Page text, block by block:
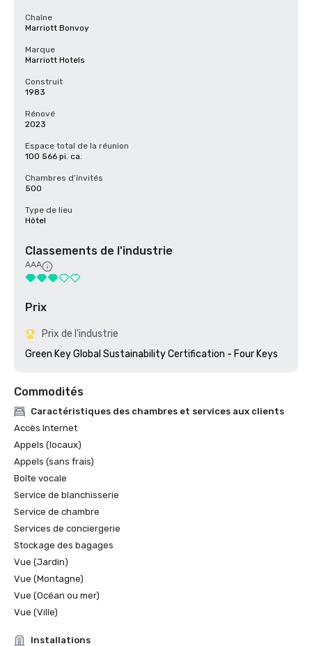
Chaîne
Marriott Bonvoy
Marque
Marriott Hotels
Construit
1983
Rénové
2023
Espace total de la réunion
100 566 pi. ca.
Chambres d’invités
500
Type de lieu
Hôtel
Classements de l'industrie
AAA
Prix
Prix de l'industrie
Green Key Global Sustainability Certification - Four Keys
Commodités
Caractéristiques des chambres et services aux clients
Accès Internet
Appels (locaux)
Appels (sans frais)
Boîte vocale
Service de blanchisserie
Service de chambre
Services de conciergerie
Stockage des bagages
Vue (Jardin)
Vue (Montagne)
Vue (Océan ou mer)
Vue (Ville)
Installations